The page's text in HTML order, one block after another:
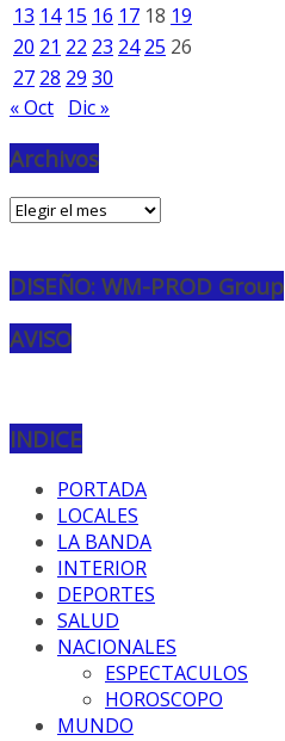
13 14 15 16 17 18 19
20 21 22 23 24 25 26
27 28 29 30
« Oct Dic »
Archivos
Archivos
DISEÑO: WM-PROD Group
AVISO
INDICE
PORTADA
LOCALES
LA BANDA
INTERIOR
DEPORTES
SALUD
NACIONALES
ESPECTACULOS
HOROSCOPO
MUNDO